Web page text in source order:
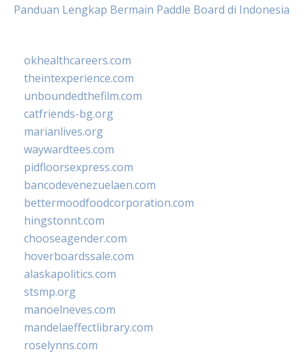
Panduan Lengkap Bermain Paddle Board di Indonesia
okhealthcareers.com
theintexperience.com
unboundedthefilm.com
catfriends-bg.org
marianlives.org
waywardtees.com
pidfloorsexpress.com
bancodevenezuelaen.com
bettermoodfoodcorporation.com
hingstonnt.com
chooseagender.com
hoverboardssale.com
alaskapolitics.com
stsmp.org
manoelneves.com
mandelaeffectlibrary.com
roselynns.com